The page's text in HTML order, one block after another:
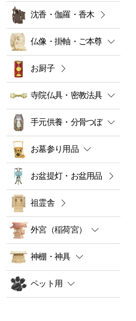
沈香・伽羅・香木
仏像・掛軸・ご本尊
お厨子
寺院仏具・密教法具
手元供養・分骨つぼ
お墓参り用品
お盆提灯・お盆用品
祖霊舎
外宮（稲荷宮）
神棚・神具
ペット用